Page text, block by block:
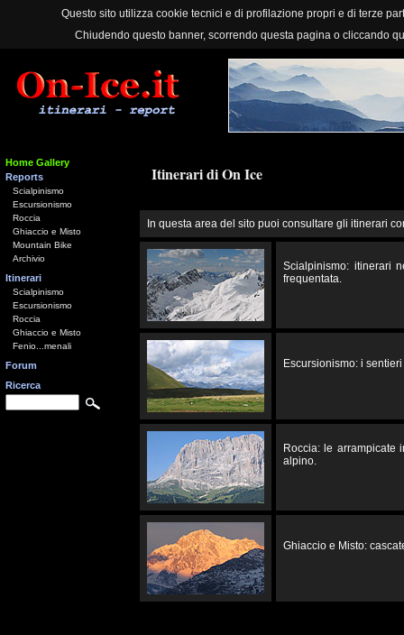
Questo sito utilizza cookie tecnici e di profilazione propri e di terze
Chiudendo questo banner, scorrendo questa pagina o cliccando
Home Gallery
Reports
Scialpinismo
Escursionismo
Roccia
Ghiaccio e Misto
Mountain Bike
Archivio
Itinerari
Scialpinismo
Escursionismo
Roccia
Ghiaccio e Misto
Fenio...menali
Forum
Ricerca
Itinerari di On Ice
In questa area del sito puoi consultare gli itinerari
Scialpinismo: itinerari
frequentata.
Escursionismo: i
Roccia: le arrampicate
alpino.
Ghiaccio e Misto: